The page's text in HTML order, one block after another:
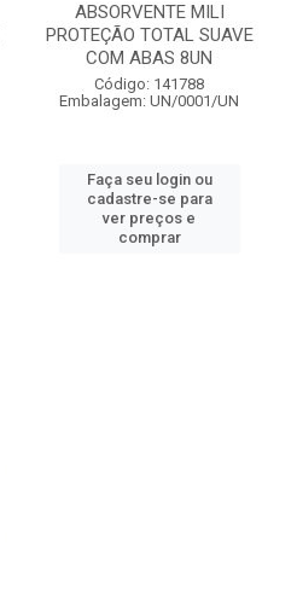
ABSORVENTE MILI
PROTEÇÃO TOTAL SUAVE
COM ABAS 8UN
Código: 141788
Embalagem: UN/0001/UN
Faça seu login ou
cadastre-se para
ver preços e
comprar